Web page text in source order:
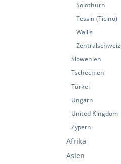
Solothurn
Tessin (Ticino)
Wallis
Zentralschweiz
Slowenien
Tschechien
Türkei
Ungarn
United Kingdom
Zypern
Afrika
Asien